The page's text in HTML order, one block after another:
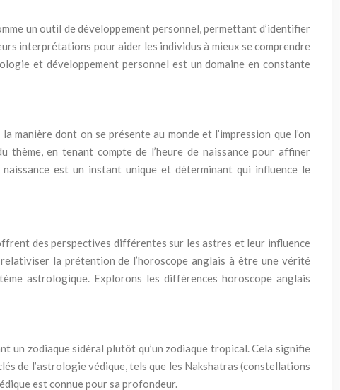
un outil de développement personnel, permettant d’identifier
interprétations pour aider les individus à mieux se comprendre
et développement personnel est un domaine en constante
manière dont on se présente au monde et l’impression que l’on
en tenant compte de l’heure de naissance pour affiner
est un instant unique et déterminant qui influence le
des perspectives différentes sur les astres et leur influence
la prétention de l’horoscope anglais à être une vérité
astrologique. Explorons les différences horoscope anglais
un zodiaque sidéral plutôt qu’un zodiaque tropical. Cela signifie
de l’astrologie védique, tels que les Nakshatras (constellations
est connue pour sa profondeur.